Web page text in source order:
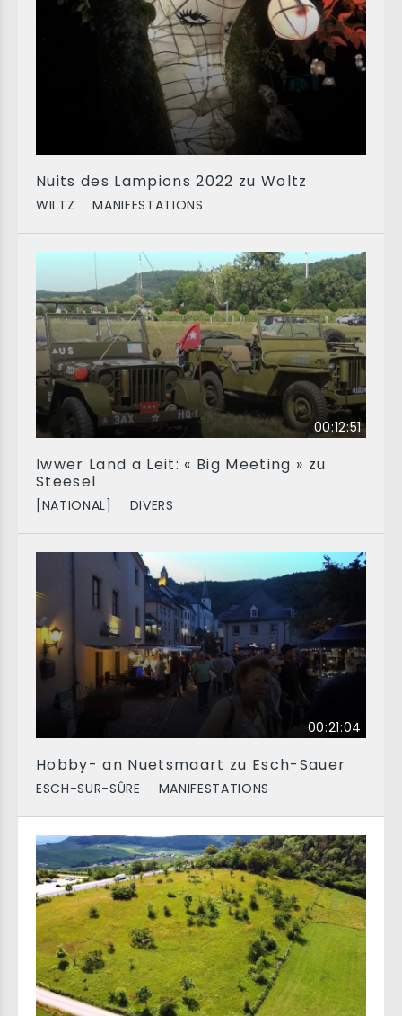
Nuits des Lampions 2022 zu Woltz
WILTZ MANIFESTATIONS
00:12:51
Iwwer Land a Leit: « Big Meeting » zu
Steesel
[NATIONAL] DIVERS
00:21:04
Hobby- an Nuetsmaart zu Esch-Sauer
ESCH-SUR-SÛRE MANIFESTATIONS